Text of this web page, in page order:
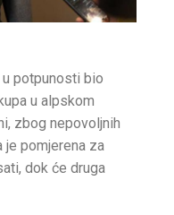
potpunosti bio
u alpskom
zbog nepovoljnih
je pomjerena za
dok će druga